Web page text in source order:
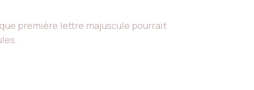
première lettre majuscule pourrait